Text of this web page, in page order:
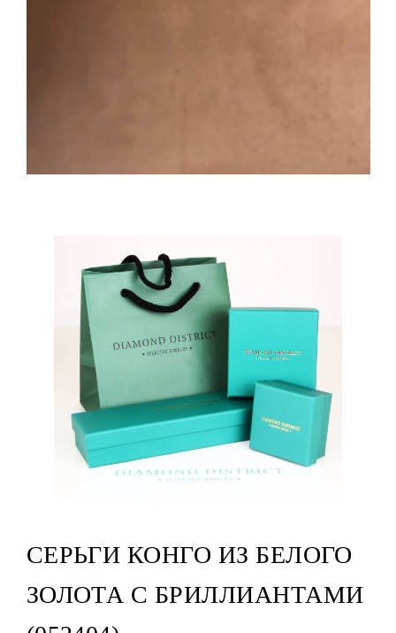
СЕРЬГИ КОНГО ИЗ БЕЛОГО
ЗОЛОТА С БРИЛЛИАНТАМИ